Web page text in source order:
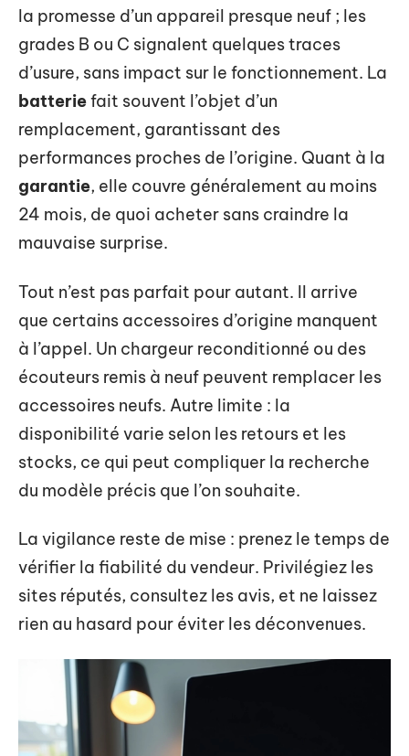
la promesse d’un appareil presque neuf ; les
grades B ou C signalent quelques traces
d’usure, sans impact sur le fonctionnement. La
batteriefait souvent l’objet d’un
remplacement, garantissant des
performances proches de l’origine. Quant à la
garantie, elle couvre généralement au moins
24 mois, de quoi acheter sans craindre la
mauvaise surprise.
Tout n’est pas parfait pour autant. Il arrive
que certains accessoires d’origine manquent
à l’appel. Un chargeur reconditionné ou des
écouteurs remis à neuf peuvent remplacer les
accessoires neufs. Autre limite : la
disponibilité varie selon les retours et les
stocks, ce qui peut compliquer la recherche
du modèle précis que l’on souhaite.
La vigilance reste de mise : prenez le temps de
vérifier la fiabilité du vendeur. Privilégiez les
sites réputés, consultez les avis, et ne laissez
rien au hasard pour éviter les déconvenues.